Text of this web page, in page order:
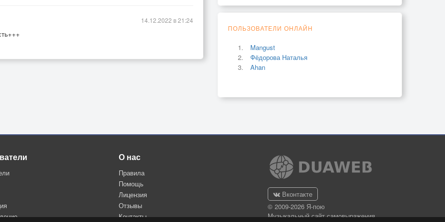
14.12.2022 в 21:24
ПОЛЬЗОВАТЕЛИ ОНЛАЙН
Mangust
Фёдорова Наталья
Ahan
О нас
Правила
Помощь
Лицензия
Отзывы
Контакты
Вконтакте
© 2009-2026 Я-пою
Музыкальный сайт самовыражения